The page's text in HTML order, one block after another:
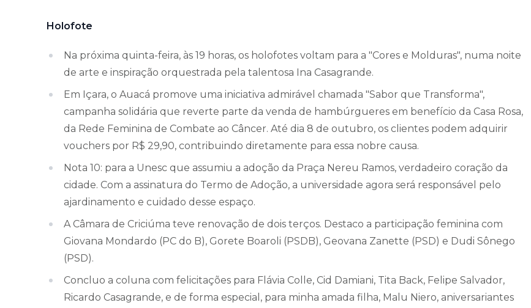
Holofote
Na próxima quinta-feira, às 19 horas, os holofotes voltam para a "Cores e Molduras", numa noite
de arte e inspiração orquestrada pela talentosa Ina Casagrande.
Em Içara, o Auacá promove uma iniciativa admirável chamada "Sabor que Transforma",
campanha solidária que reverte parte da venda de hambúrgueres em benefício da Casa Rosa,
da Rede Feminina de Combate ao Câncer. Até dia 8 de outubro, os clientes podem adquirir
vouchers por R$ 29,90, contribuindo diretamente para essa nobre causa.
Nota 10: para a Unesc que assumiu a adoção da Praça Nereu Ramos, verdadeiro coração da
cidade. Com a assinatura do Termo de Adoção, a universidade agora será responsável pelo
ajardinamento e cuidado desse espaço.
A Câmara de Criciúma teve renovação de dois terços. Destaco a participação feminina com
Giovana Mondardo (PC do B), Gorete Boaroli (PSDB), Geovana Zanette (PSD) e Dudi Sônego
(PSD).
Concluo a coluna com felicitações para Flávia Colle, Cid Damiani, Tita Back, Felipe Salvador,
Ricardo Casagrande, e de forma especial, para minha amada filha, Malu Niero, aniversariantes